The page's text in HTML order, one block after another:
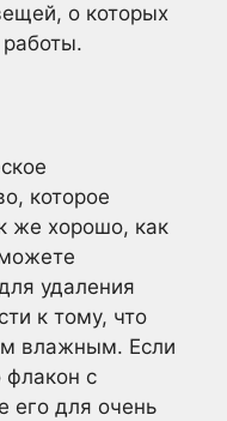
о которых
которое
же хорошо, как
удаления
к тому, что
влажным. Если
флакон с
его для очень